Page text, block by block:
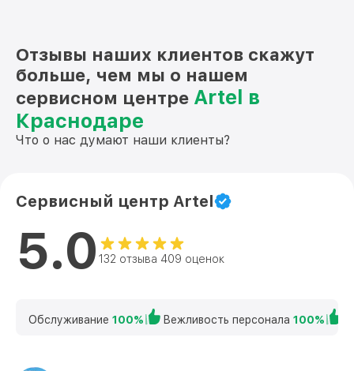
Отзывы наших клиентов скажут
больше, чем мы о нашем
сервисном центре Artel в
Краснодаре
Что о нас думают наши клиенты?
Сервисный центр Artel
5.0 132 отзыва 409 оценок
Обслуживание 100% Вежливость персонала 100%